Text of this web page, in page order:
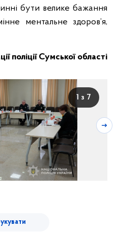
бути велике бажання
ментальне здоров’я,
поліції Сумської області
1 з 7